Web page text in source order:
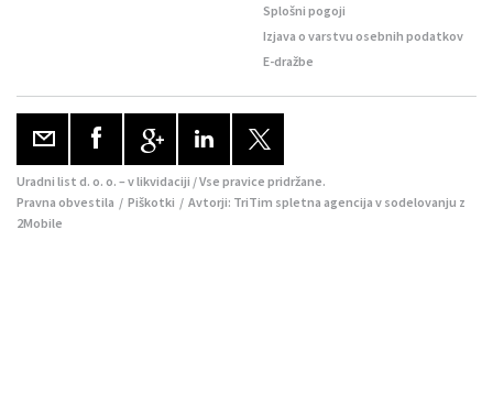
Splošni pogoji
Izjava o varstvu osebnih podatkov
E-dražbe
Uradni list d. o. o. – v likvidaciji / Vse pravice pridržane.
Pravna obvestila / Piškotki / Avtorji: TriTim spletna agencija v sodelovanju z
2Mobile